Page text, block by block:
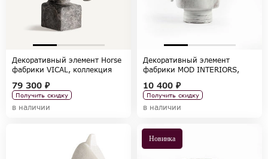
Декоративный элемент Horse
фабрики VICAL, коллекция
79 300 ₽
Получить скидку
в наличии
Декоративный элемент
фабрики MOD INTERIORS,
10 400 ₽
Получить скидку
в наличии
Новинка